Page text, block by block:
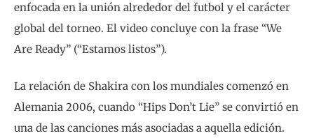
enfocada en la unión alrededor del futbol y el carácter
global del torneo. El video concluye con la frase “We
Are Ready” (“Estamos listos”).
La relación de Shakira con los mundiales comenzó en
Alemania 2006, cuando “Hips Don’t Lie” se convirtió en
una de las canciones más asociadas a aquella edición.